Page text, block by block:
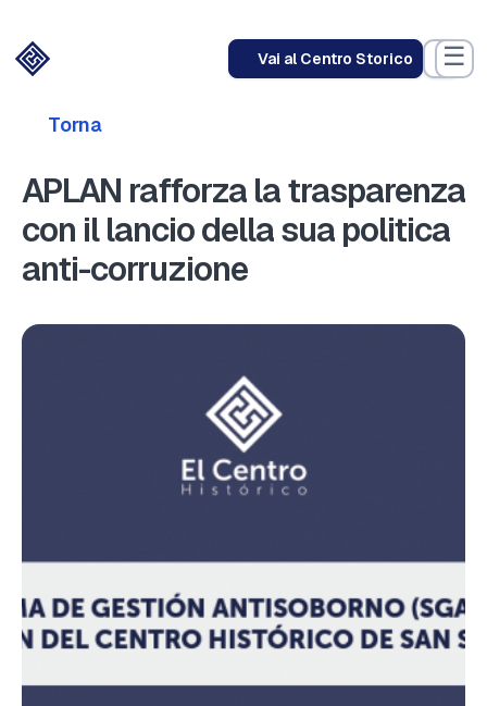
Vai al Centro Storico ☰
Torna
APLAN rafforza la trasparenza
con il lancio della sua politica
anti-corruzione